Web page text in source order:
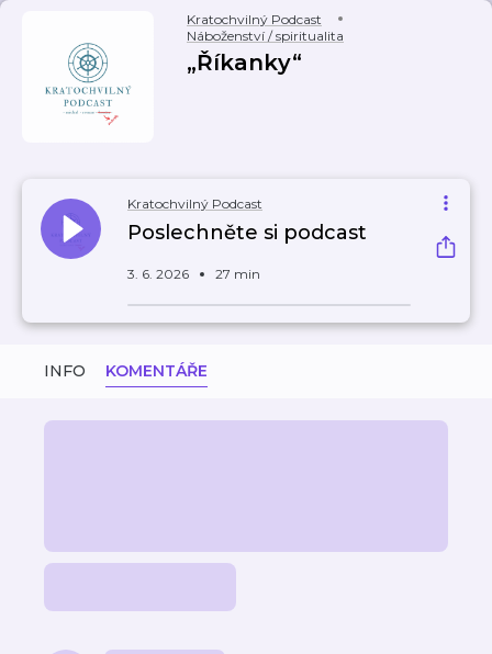
Kratochvilný Podcast
Náboženství / spiritualita
„Říkanky“
Kratochvilný Podcast
Poslechněte si podcast
3. 6. 2026 27 min
INFO KOMENTÁŘE